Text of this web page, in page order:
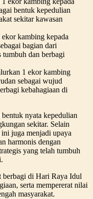
bentuk kepedulian
sekitar kawasan
kambing kepada
bagian dari
tumbuh dan berbagi
1 ekor kambing
sebagai wujud
kebahagiaan di
nyata kepedulian
sekitar. Selain
ini juga menjadi upaya
harmonis dengan
yang telah tumbuh
berbagi di Hari Raya Idul
serta mempererat nilai
masyarakat.